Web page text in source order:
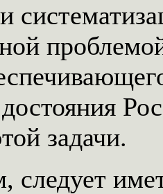
задачи.
следует